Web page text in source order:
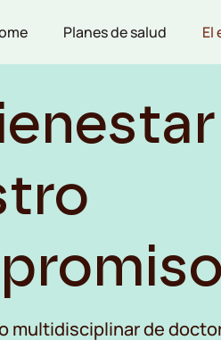
Planes de salud El
multidisciplinar de